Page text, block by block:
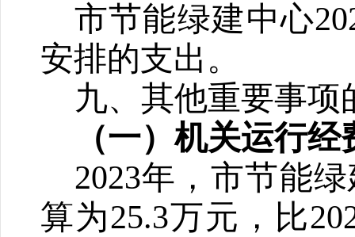
市节能绿建中心
安排的支出。
九、其他重要事项
（一）机关运行经
2023年，市节能
算为25.3万元，比